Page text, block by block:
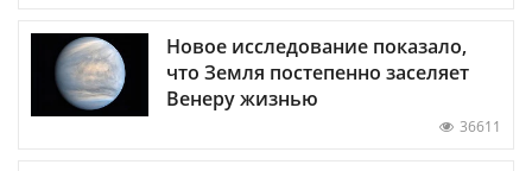
Новое исследование показало,
что Земля постепенно заселяет
Венеру жизнью
36611